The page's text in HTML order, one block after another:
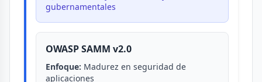
gubernamentales
OWASP SAMM v2.0
Enfoque: Madurez en seguridad de
aplicaciones